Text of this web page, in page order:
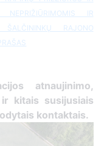
NEPRIŽIŪRIMOMIS IR
ŠALČININKŲ RAJONO
atnaujinimo,
kitais susijusiais
kontaktais.